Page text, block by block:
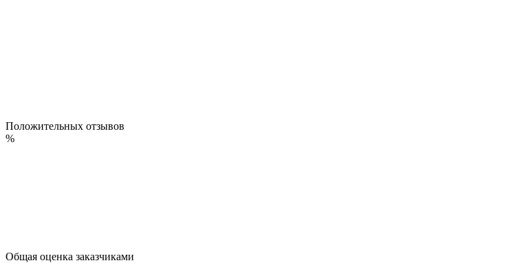
Положительных отзывов
%
Общая оценка заказчиками